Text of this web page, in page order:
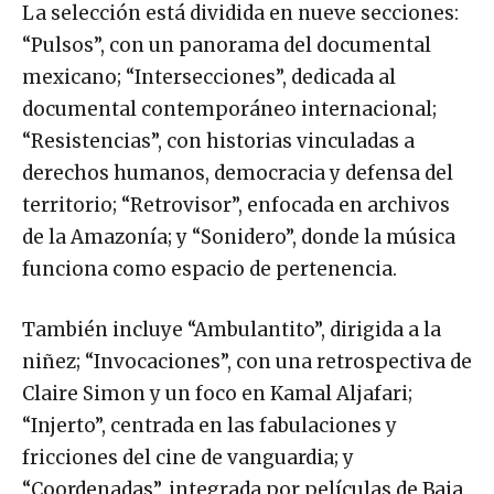
La selección está dividida en nueve secciones:
“Pulsos”, con un panorama del documental
mexicano; “Intersecciones”, dedicada al
documental contemporáneo internacional;
“Resistencias”, con historias vinculadas a
derechos humanos, democracia y defensa del
territorio; “Retrovisor”, enfocada en archivos
de la Amazonía; y “Sonidero”, donde la música
funciona como espacio de pertenencia.
También incluye “Ambulantito”, dirigida a la
niñez; “Invocaciones”, con una retrospectiva de
Claire Simon y un foco en Kamal Aljafari;
“Injerto”, centrada en las fabulaciones y
fricciones del cine de vanguardia; y
“Coordenadas”, integrada por películas de Baja